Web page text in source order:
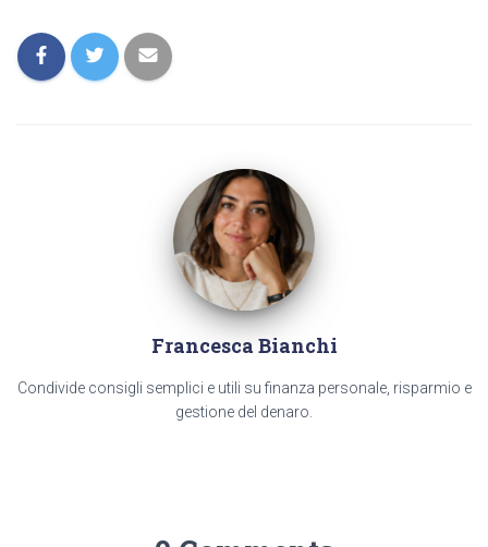
Francesca Bianchi
Condivide consigli semplici e utili su finanza personale, risparmio e
gestione del denaro.